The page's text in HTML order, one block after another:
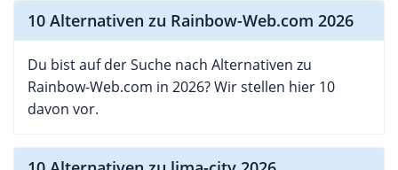
10 Alternativen zu Rainbow-Web.com 2026
Du bist auf der Suche nach Alternativen zu
Rainbow-Web.com in 2026? Wir stellen hier 10
davon vor.